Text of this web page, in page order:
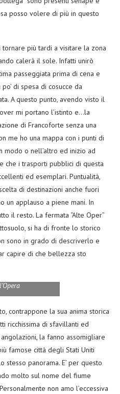
posso volere di più in questo
più tardi a visitare la zona
calerà il sole. Infatti unirò
passeggiata prima di cena e
di spesa di cosucce da
A questo punto, avendo visto il
mi portano l’istinto e…la
di Francoforte senza una
me ho una mappa con i punti di
modo o nell’altro ed inizio ad
che i trasporti pubblici di questa
ed esemplari. Puntualità,
di destinazioni anche fuori
un applauso a piene mani. In
il resto. La fermata “Alte Oper”
si ha di fronte lo storico
sono in grado di descriverlo e
capire di che bellezza sto
contrappone la sua anima storica
ricchissima di sfavillanti ed
la fanno assomigliare
famose città degli Stati Uniti
stesso panorama. E’ per questo
molto sul nome del fiume
non amo l’eccessiva